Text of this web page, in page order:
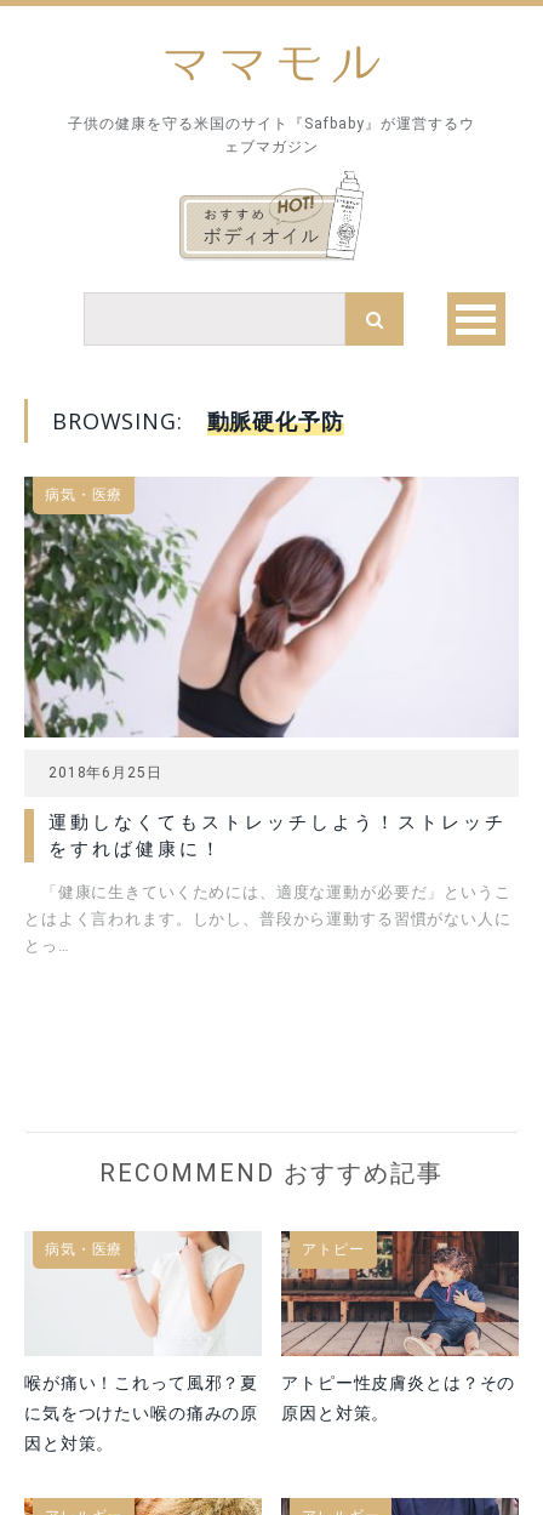
子供の健康を守る米国のサイト『Safbaby』が運営するウ
ェブマガジン
BROWSING: 動脈硬化予防
病気・医療
2018年6月25日
運動しなくてもストレッチしよう！ストレッチ
をすれば健康に！
「健康に生きていくためには、適度な運動が必要だ」というこ
とはよく言われます。しかし、普段から運動する習慣がない人に
とっ…
RECOMMEND おすすめ記事
病気・医療
喉が痛い！これって風邪？夏
に気をつけたい喉の痛みの原
因と対策。
アトピー
アトピー性皮膚炎とは？その
原因と対策。